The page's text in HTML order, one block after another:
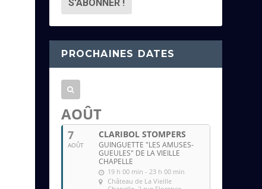
s
s
e
m
i
PROCHAINES DATES
AOÛT
7
AOÛT
CLARIBOL STOMPERS
GUINGUETTE "LES AMUSES-
GUEULES" DE LA VIEILLE
CHAPELLE
19 h 00 min - 23 h 00 min
Château de La Vieille